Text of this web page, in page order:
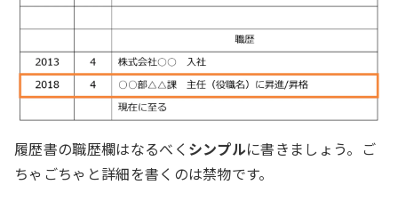
履歴書の職歴欄はなるべく シンプルに書きましょう。ご
ちゃごちゃと詳細を書くのは禁物です。